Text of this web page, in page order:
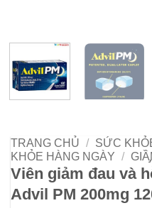
TRANG CHỦ / SỨC
KHỎE HÀNG NGÀY /
Viên giảm đau và
Advil PM 200mg